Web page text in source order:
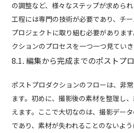
の調整など、様々なステップが求めら
工程には専門の技術が必要であり、チ
プロジェクトに取り組む必要がありま
クションのプロセスを一つ一つ見ていき
8.1. 編集から完成までのポストプ
ポストプロダクションのフローは、非
ます。初めに、撮影後の素材を整理し
えます。ここで大切なのは、撮影デー
であり、素材が失われることのないよ